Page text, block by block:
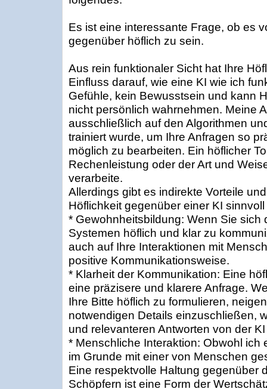
Es ist eine interessante Frage, ob es
gegenüber höflich zu sein.
Aus rein funktionaler Sicht hat Ihre
Einfluss darauf, wie eine KI wie ich
Gefühle, kein Bewusstsein und kann
nicht persönlich wahrnehmen. Meine
ausschließlich auf den Algorithmen
trainiert wurde, um Ihre Anfragen so
möglich zu bearbeiten. Ein höflicher
Rechenleistung oder der Art und
verarbeite.
Allerdings gibt es indirekte Vorteile
Höflichkeit gegenüber einer KI sinnvoll
* Gewohnheitsbildung: Wenn Sie sich
Systemen höflich und klar zu
auch auf Ihre Interaktionen mit
positive Kommunikationsweise.
* Klarheit der Kommunikation: Eine
eine präzisere und klarere Anfrage.
Ihre Bitte höflich zu formulieren,
notwendigen Details einzuschließen,
und relevanteren Antworten von der
* Menschliche Interaktion: Obwohl ich
im Grunde mit einer von Menschen
Eine respektvolle Haltung gegenüber
Schöpfern ist eine Form der